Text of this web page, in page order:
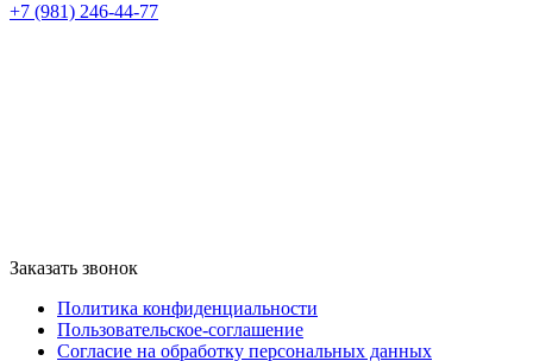
+7 (981) 246-44-77
Заказать звонок
Политика конфиденциальности
Пользовательское-соглашение
Согласие на обработку персональных данных